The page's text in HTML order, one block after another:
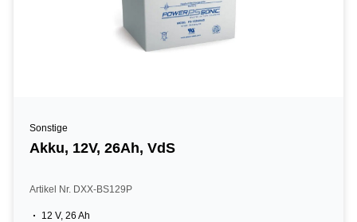
Sonstige
Akku, 12V, 26Ah, VdS
Artikel Nr. DXX-BS129P
12 V, 26 Ah